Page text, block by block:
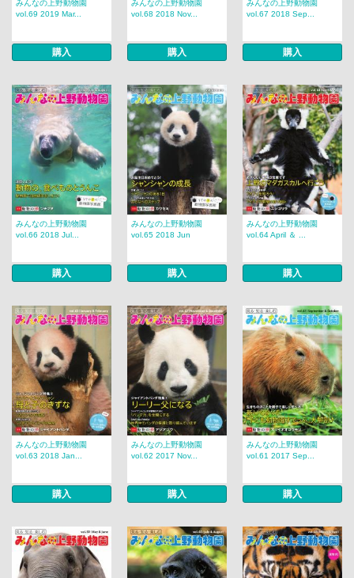
みんなの上野動物園
vol.69 2019 Mar...
購入
みんなの上野動物園
vol.68 2018 Nov...
購入
みんなの上野動物園
vol.67 2018 Sep...
購入
みんなの上野動物園
vol.66 2018 Jul...
購入
みんなの上野動物園
vol.65 2018 Jun
購入
みんなの上野動物園
vol.64 April ＆ ...
購入
みんなの上野動物園
vol.63 2018 Jan...
購入
みんなの上野動物園
vol.62 2017 Nov...
購入
みんなの上野動物園
vol.61 2017 Sep...
購入